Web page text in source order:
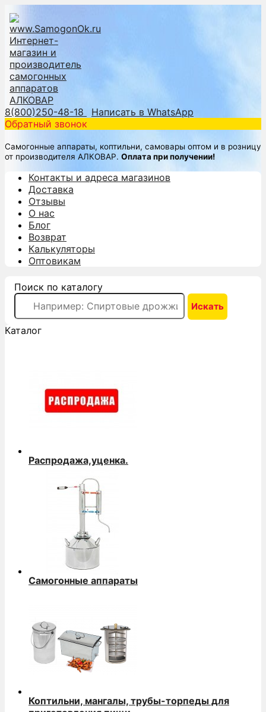
8(800)250-48-18
Написать в WhatsApp
Обратный звонок
Самогонные аппараты, коптильни, самовары оптом и в розницу
от производителя АЛКОВАР. Оплата при получении!
Контакты и адреса магазинов
Доставка
Отзывы
О нас
Блог
Возврат
Калькуляторы
Оптовикам
Поиск по каталогу
Каталог
Распродажа,уценка.
Самогонные аппараты
Коптильни, мангалы, трубы-торпеды для